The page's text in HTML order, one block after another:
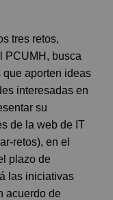
tres retos,
PCUMH, busca
que aporten ideas
interesadas en
su
de la web de IT
retos), en el
plazo de
las iniciativas
acuerdo de